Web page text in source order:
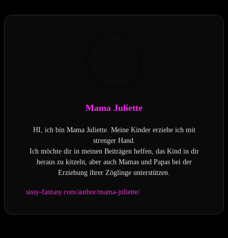
Mama Juliette
HI, ich bin Mama Juliette. Meine Kinder erziehe ich mit
strenger Hand.
Ich möchte dir in meinen Beiträgen helfen, das Kind in dir
heraus zu kitzeln, aber auch Mamas und Papas bei der
Erziehung ihrer Zöglinge unterstützen.
sissy-fantasy.com/author/mama-juliette/